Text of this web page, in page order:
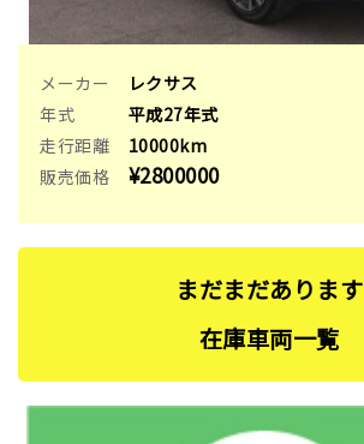
メーカー
レクサス
年式
平成27年式
走行距離
10000km
販売価格
¥2800000
まだまだあります
在庫⾞両一覧